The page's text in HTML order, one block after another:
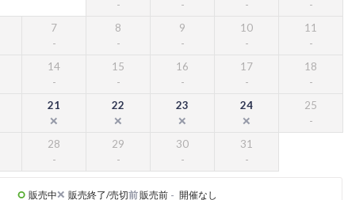
7 8 9 10 11
14 15 16 17 18
21 22 23 24 25
28 29 30 31
販売中 販売終了/売切前販売前 - 開催なし